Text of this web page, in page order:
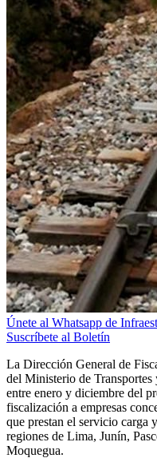
Únete al Whatsapp de
Suscríbete al Boletín
La Dirección General de
del Ministerio de
entre enero y diciembre del
fiscalización a empresas
que prestan el servicio carga
regiones de Lima, Junín,
Moquegua.